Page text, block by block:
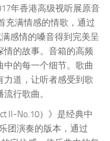
年香港高级视听展原音
充满情感的情歌，通过
感情的嗓音得到完美呈
情的故事。音箱的高频
的每一个细节。歌曲
力道，让听者感受到歌
行歌曲。
II-No.10）》是经典中
团演奏的版本，通过